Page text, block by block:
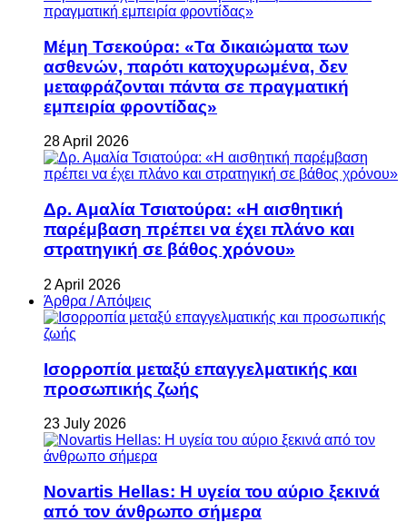
Μέμη Τσεκούρα: «Τα δικαιώματα των
ασθενών, παρότι κατοχυρωμένα, δεν
μεταφράζονται πάντα σε πραγματική
εμπειρία φροντίδας»
28 April 2026
Δρ. Αμαλία Τσιατούρα: «Η αισθητική
παρέμβαση πρέπει να έχει πλάνο και
στρατηγική σε βάθος χρόνου»
2 April 2026
Άρθρα / Απόψεις
Ισορροπία μεταξύ επαγγελματικής και
προσωπικής ζωής
23 July 2026
Novartis Hellas: Η υγεία του αύριο ξεκινά
από τον άνθρωπο σήμερα